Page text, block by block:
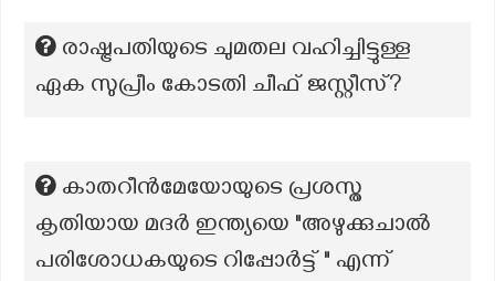
രാഷ്ട്രപതിയുടെ ചുമതല വഹിച്ചിട്ടുള്ള
ഏക സുപ്രീം കോടതി ചീഫ് ജസ്റ്റീസ്?
കാതറീൻമേയോയുടെ പ്രശസ്ത
കൃതിയായ മദർ ഇന്ത്യയെ "അഴുക്കുചാൽ
പരിശോധകയുടെ റിപ്പോർട്ട് " എന്ന്